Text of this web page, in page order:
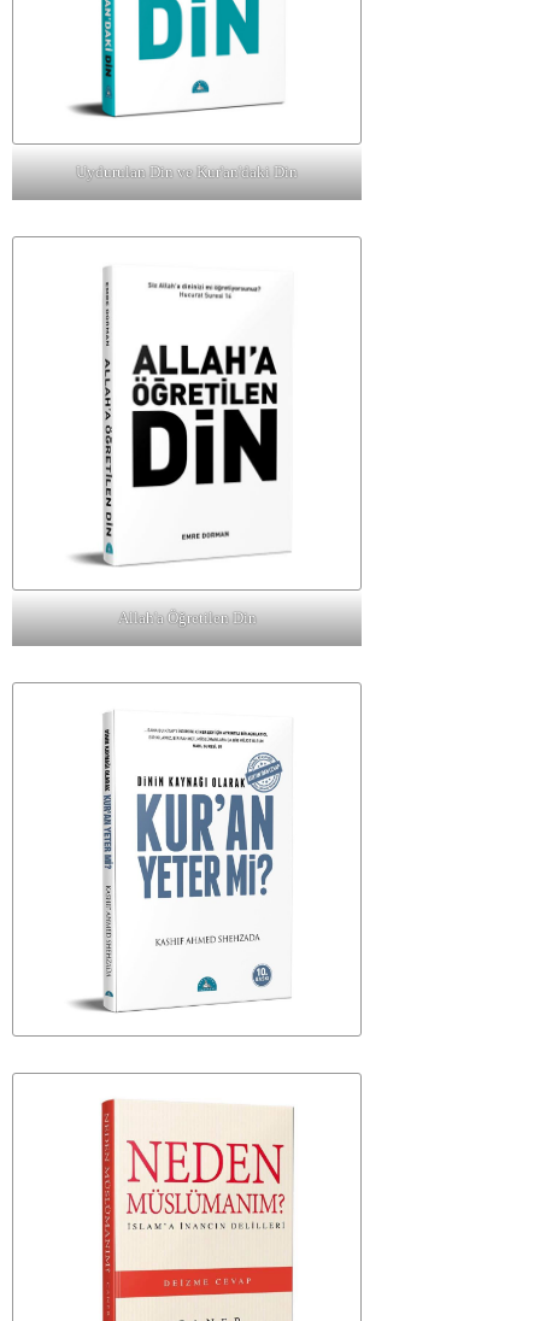
Uydurulan Din ve Kur'an'daki Din
Allah'a Öğretilen Din